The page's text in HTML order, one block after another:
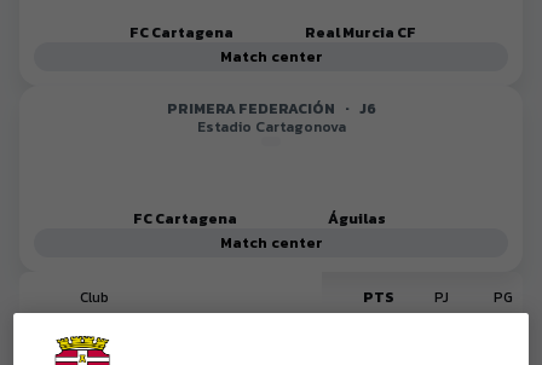
FC Cartagena
Real Murcia CF
Match center
PRIMERA FEDERACIÓN · J6
Estadio Cartagonova
FC Cartagena
Águilas
Match center
Club PTS PJ PG
Atlético Madrileño